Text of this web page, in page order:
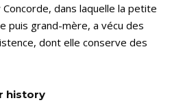
dans laquelle la petite
puis grand-mère, a vécu des
dont elle conserve des
history